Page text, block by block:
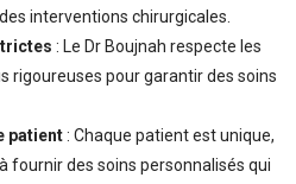
interventions chirurgicales.
: Le Dr Boujnah respecte les
rigoureuses pour garantir des soins
patient: Chaque patient est unique,
fournir des soins personnalisés qui